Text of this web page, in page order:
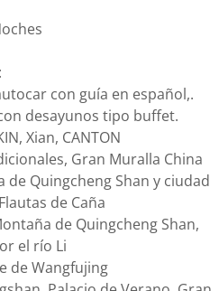
:
con guía en español,.
desayunos tipo buffet.
Xian, CANTON
Gran Muralla China
Quingcheng Shan y ciudad
de Caña
de Quingcheng Shan,
el río Li
de Wangfujing